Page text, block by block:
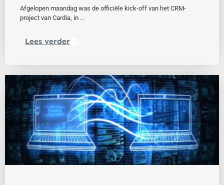
Afgelopen maandag was de officiële kick-off van het CRM-
project van Cardia, in ...
Lees verder